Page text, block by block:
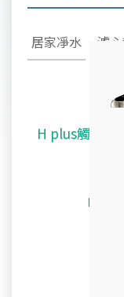
居家凈水 濾
H plus觸控廚
鹼性
還
SPACO 觸控
SPACO
SPACO 櫥
淨水御守 -
淨水御守-全
櫥
不鏽鋼
全戶式
TW-308及
TW-
淨
戶
鹼性離
Super